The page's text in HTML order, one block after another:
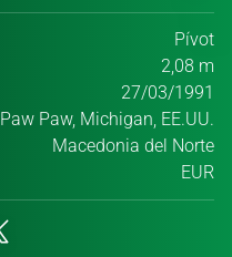
Pívot
2,08 m
27/03/1991
Paw Paw, Michigan, EE.UU.
Macedonia del Norte
EUR